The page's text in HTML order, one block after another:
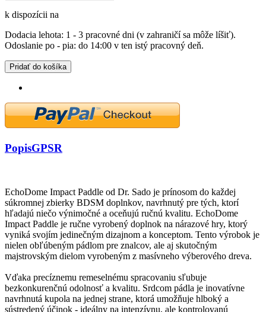
k dispozícii na
Dodacia lehota: 1 - 3 pracovné dni (v zahraničí sa môže líšiť).
Odoslanie po - pia: do 14:00 v ten istý pracovný deň.
Pridať do košíka
PopisGPSR
EchoDome Impact Paddle od Dr. Sado je prínosom do každej
súkromnej zbierky BDSM doplnkov, navrhnutý pre tých, ktorí
hľadajú niečo výnimočné a oceňujú ručnú kvalitu. EchoDome
Impact Paddle je ručne vyrobený doplnok na nárazové hry, ktorý
vyniká svojím jedinečným dizajnom a konceptom. Tento výrobok je
nielen obľúbeným pádlom pre znalcov, ale aj skutočným
majstrovským dielom vyrobeným z masívneho výberového dreva.
Vďaka precíznemu remeselnému spracovaniu sľubuje
bezkonkurenčnú odolnosť a kvalitu. Srdcom pádla je inovatívne
navrhnutá kupola na jednej strane, ktorá umožňuje hlboký a
sústredený účinok - ideálny na intenzívnu, ale kontrolovanú